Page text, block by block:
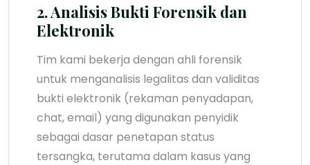
2. Analisis Bukti Forensik dan
Elektronik
Tim kami bekerja dengan ahli forensik
untuk menganalisis legalitas dan validitas
bukti elektronik (rekaman penyadapan,
chat, email) yang digunakan penyidik
sebagai dasar penetapan status
tersangka, terutama dalam kasus yang